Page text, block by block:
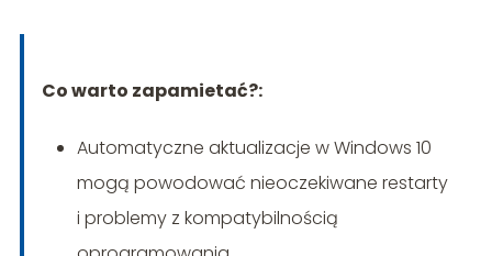
Co warto zapamietać?:
Automatyczne aktualizacje w Windows 10
mogą powodować nieoczekiwane restarty
i problemy z kompatybilnością